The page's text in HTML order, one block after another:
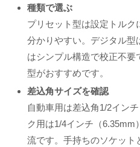
種類で選ぶ
プリセット型は設定トルク
分かりやすい。デジタル型
はシンプル構造で校正不要
型がおすすめです。
差込角サイズを確認
自動車用は差込角1/2イン
ク用は1/4インチ（6.35mm
流です。手持ちのソケット